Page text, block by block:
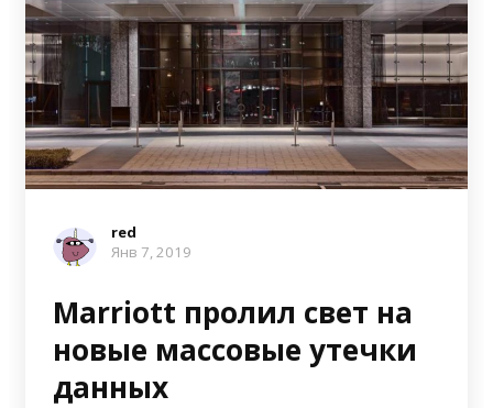
red
Янв 7, 2019
Marriott пролил свет на
новые массовые утечки
данных